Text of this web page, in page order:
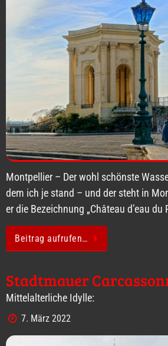
Montpellier – Der wohl schönste
dem ich je stand – und der steht in
er die Bezeichnung „Château d’eau du
Beitrag aufrufen…
Stadtmauer
Mittelalterliche Idylle:
7. März 2022